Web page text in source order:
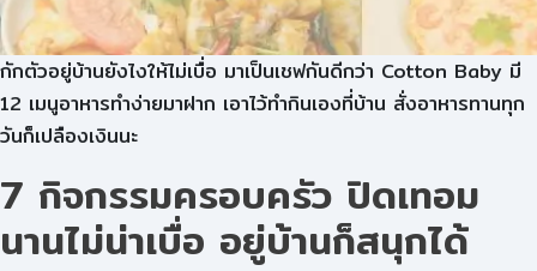
กักตัวอยู่บ้านยังไงให้ไม่เบื่อ มาเป็นเชฟกันดีกว่า Cotton Baby มี
12 เมนูอาหารทำง่ายมาฝาก เอาไว้ทำกินเองที่บ้าน สั่งอาหารทานทุก
วันก็เปลืองเงินนะ
7 กิจกรรมครอบครัว ปิดเทอม
นานไม่น่าเบื่อ อยู่บ้านก็สนุกได้